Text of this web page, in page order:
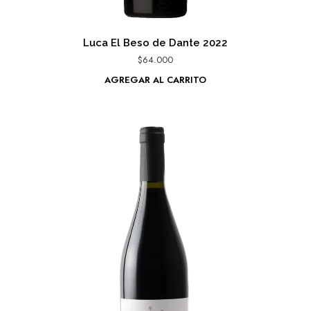
Luca El Beso de Dante 2022
$64.000
AGREGAR AL CARRITO